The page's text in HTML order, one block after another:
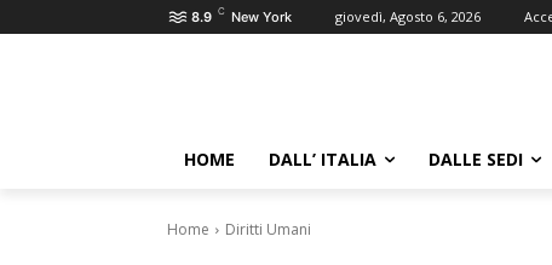
8.9 C New York giovedì, Agosto 6, 2026
HOME DALL’ ITALIA DALLE SEDI
Home Diritti Umani